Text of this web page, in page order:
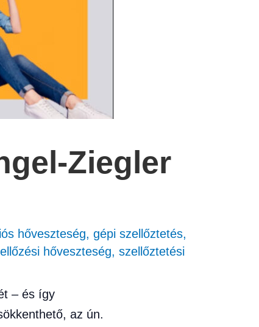
Ziegler
hőveszteség, gépi szellőztetés,
hőveszteség, szellőztetési
– és így
az ún.